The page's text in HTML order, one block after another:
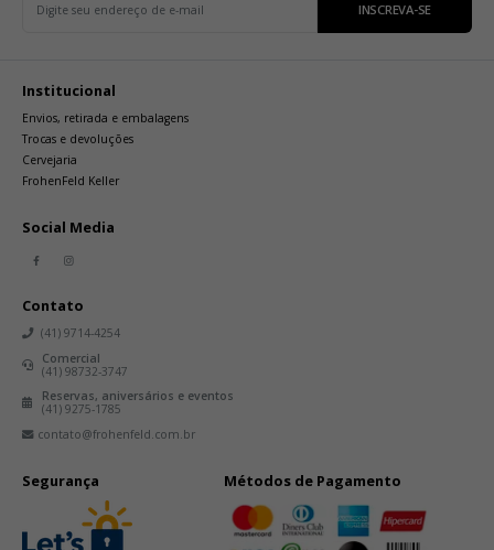
INSCREVA-SE
Institucional
Envios, retirada e embalagens
Trocas e devoluções
Cervejaria
FrohenFeld Keller
Social Media
Contato
(41) 9714-4254
Comercial
(41) 98732-3747
Reservas, aniversários e eventos
(41) 9275-1785
contato@frohenfeld.com.br
Segurança Métodos de Pagamento